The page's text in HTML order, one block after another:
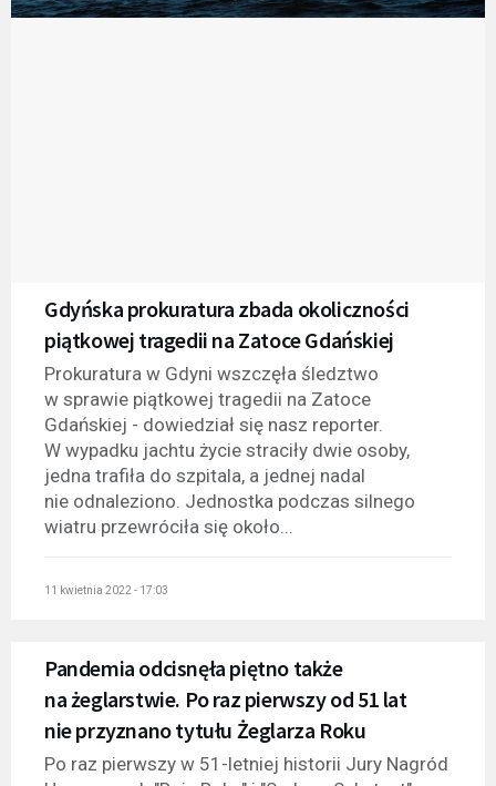
Gdyńska prokuratura zbada okoliczności
piątkowej tragedii na Zatoce Gdańskiej
Prokuratura w Gdyni wszczęła śledztwo
w sprawie piątkowej tragedii na Zatoce
Gdańskiej - dowiedział się nasz reporter.
W wypadku jachtu życie straciły dwie osoby,
jedna trafiła do szpitala, a jednej nadal
nie odnaleziono. Jednostka podczas silnego
wiatru przewróciła się około...
11 kwietnia 2022 - 17:03
Pandemia odcisnęła piętno także
na żeglarstwie. Po raz pierwszy od 51 lat
nie przyznano tytułu Żeglarza Roku
Po raz pierwszy w 51-letniej historii Jury Nagród